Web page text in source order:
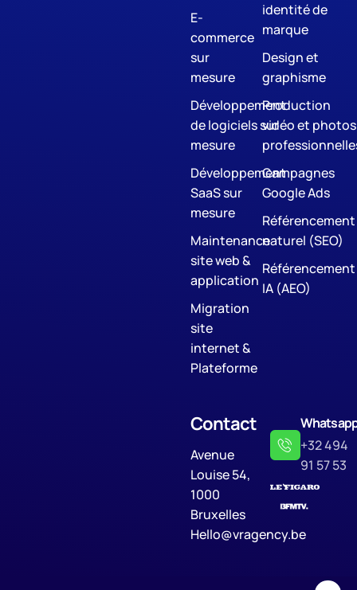
E-
commerce
sur
mesure
Développement
de logiciels sur
mesure
Développement
SaaS sur
mesure
Maintenance
site web &
application
Migration
site
internet &
Plateforme
identité de
marque
Design et
graphisme
Production
vidéo et photos
Campagnes
Google Ads
Référencement
naturel (SEO)
Référencement
IA (AEO)
Contact
Avenue
Louise 54,
1000
Bruxelles
Hello@vragency.be
+32 494
91 57 53